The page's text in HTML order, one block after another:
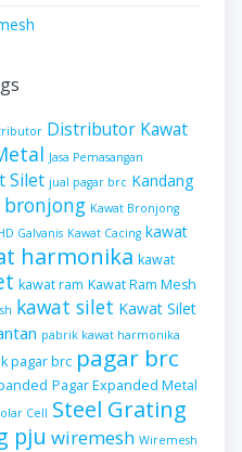
Distributor Kawat
Jasa Pemasangan
Silet jual pagar brc Kandang
Kawat Bronjong
Galvanis Kawat Cacing kawat
harmonika kawat
kawat ram Kawat Ram Mesh
kawat silet Kawat Silet
pabrik kawat harmonika
pagar brc pagar brc
Pagar Expanded Metal
Cell Steel Grating
pju wiremesh Wiremesh